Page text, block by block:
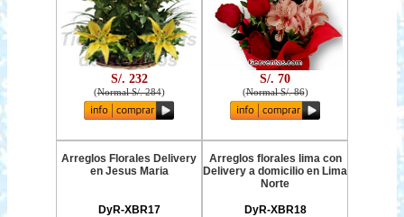
S/. 232
(Normal S/. 284)
S/. 70
(Normal S/. 86)
Arreglos Florales Delivery
en Jesus Maria
DyR-XBR17
Arreglos florales lima con
Delivery a domicilio en Lima
Norte
DyR-XBR18